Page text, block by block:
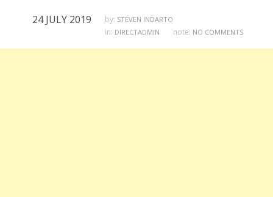
24 JULY 2019 by: STEVEN INDARTO
in: DIRECTADMIN note: NO COMMENTS